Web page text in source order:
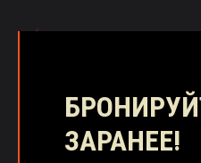
ЗАРАНЕЕ!